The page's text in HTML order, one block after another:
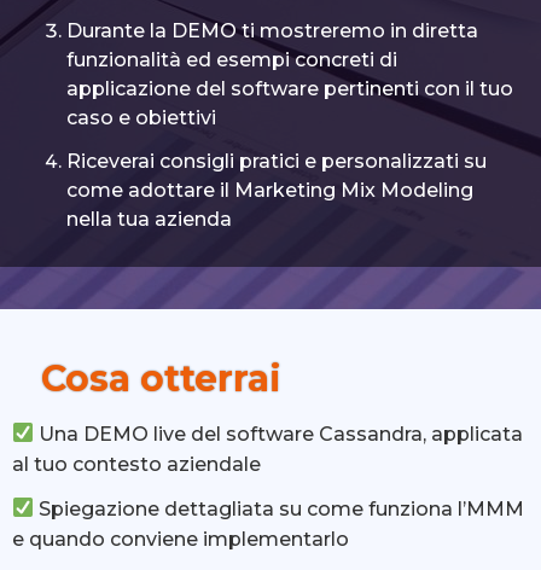
Durante la DEMO ti mostreremo in diretta
funzionalità ed esempi concreti di
applicazione del software pertinenti con il tuo
caso e obiettivi
Riceverai consigli pratici e personalizzati su
come adottare il Marketing Mix Modeling
nella tua azienda
Cosa otterrai
Una DEMO live del software Cassandra, applicata
al tuo contesto aziendale
Spiegazione dettagliata su come funziona l’MMM
e quando conviene implementarlo